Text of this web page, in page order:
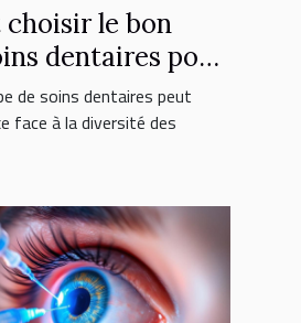
le bon
dentaires pour
de soins dentaires peut
face à la diversité des